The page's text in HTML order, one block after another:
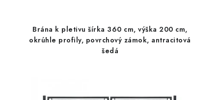
Brána k pletivu šírka 360 cm, výška 200 cm,
okrúhle profily, povrchový zámok, antracitová
šedá